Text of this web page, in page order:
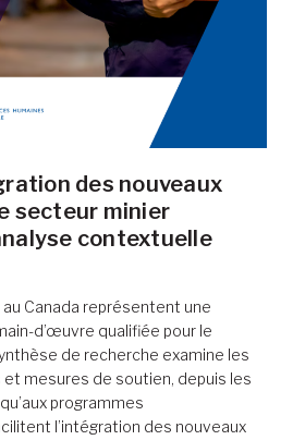
des nouveaux
secteur minier
contextuelle
Canada représentent une
d’œuvre qualifiée pour le
de recherche examine les
mesures de soutien, depuis les
programmes
l’intégration des nouveaux